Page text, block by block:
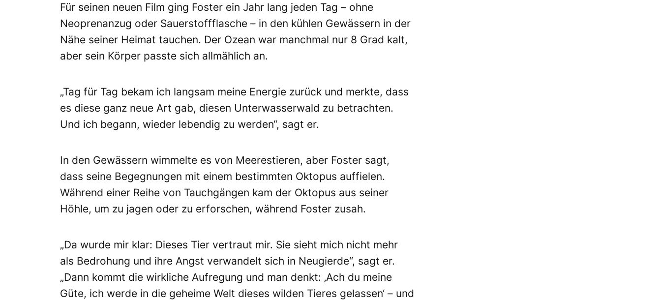
Für seinen neuen Film ging Foster ein Jahr lang jeden Tag – ohne
Neoprenanzug oder Sauerstoffflasche – in den kühlen Gewässern in der
Nähe seiner Heimat tauchen. Der Ozean war manchmal nur 8 Grad kalt,
aber sein Körper passte sich allmählich an.
„Tag für Tag bekam ich langsam meine Energie zurück und merkte, dass
es diese ganz neue Art gab, diesen Unterwasserwald zu betrachten.
Und ich begann, wieder lebendig zu werden“, sagt er.
In den Gewässern wimmelte es von Meerestieren, aber Foster sagt,
dass seine Begegnungen mit einem bestimmten Oktopus auffielen.
Während einer Reihe von Tauchgängen kam der Oktopus aus seiner
Höhle, um zu jagen oder zu erforschen, während Foster zusah.
„Da wurde mir klar: Dieses Tier vertraut mir. Sie sieht mich nicht mehr
als Bedrohung und ihre Angst verwandelt sich in Neugierde“, sagt er.
„Dann kommt die wirkliche Aufregung und man denkt: ‚Ach du meine
Güte, ich werde in die geheime Welt dieses wilden Tieres gelassen‘ – und